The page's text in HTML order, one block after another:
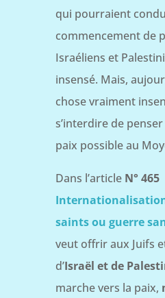
qui pourraient
commencement de
Israéliens et
insensé. Mais,
chose vraiment
s’interdire de
paix possible au
Dans l’article N° 465
saints ou guerre
veut offrir aux Juifs
d’Israël et de
marche vers la paix,